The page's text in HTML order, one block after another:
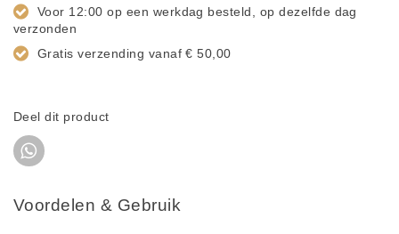
Voor 12:00 op een werkdag besteld, op dezelfde dag
verzonden
Gratis verzending vanaf € 50,00
Deel dit product
Voordelen & Gebruik